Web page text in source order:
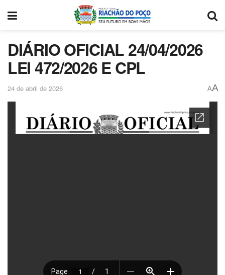
DIÁRIO OFICIAL 24/04/2026
LEI 472/2026 E CPL
24 de abril de 2026 AA